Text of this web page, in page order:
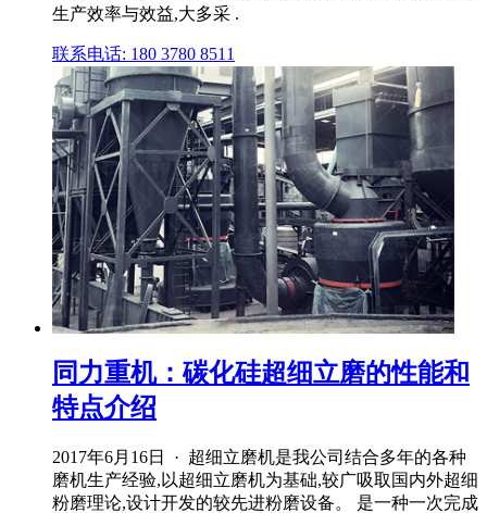
生产效率与效益,大多采 .
联系电话: 180 3780 8511
同力重机：碳化硅超细立磨的性能和
特点介绍
2017年6月16日 · 超细立磨机是我公司结合多年的各种
磨机生产经验,以超细立磨机为基础,较广吸取国内外超细
粉磨理论,设计开发的较先进粉磨设备。 是一种一次完成